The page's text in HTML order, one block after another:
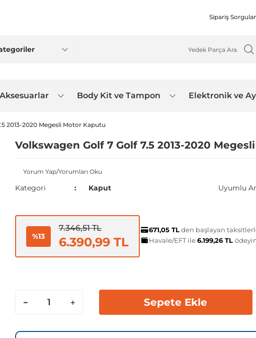
Sipariş
Aksesuarlar Body Kit ve Tampon Elektronik ve
2013-2020 Megesli Motor Kaputu
Volkswagen Golf 7 Golf 7.5 2013-2020
Yorum Yap/Yorumları Oku
Kategori Kaput Uyumlu
%13
7.346,51 TL
6.390,99 TL
671,05 TLden başlayan
Havale/EFT ile6.199,26 TL
Sepete Ekle